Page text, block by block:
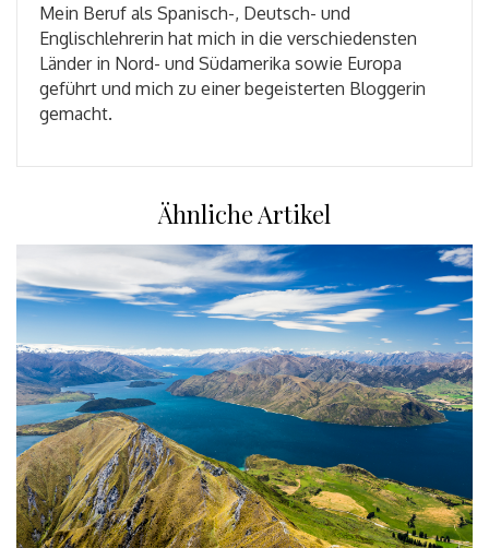
Mein Beruf als Spanisch-, Deutsch- und
Englischlehrerin hat mich in die verschiedensten
Länder in Nord- und Südamerika sowie Europa
geführt und mich zu einer begeisterten Bloggerin
gemacht.
Ähnliche Artikel